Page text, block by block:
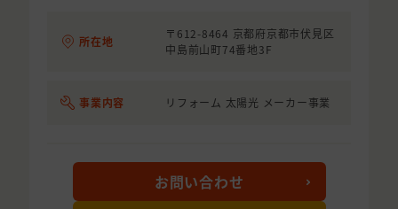
所在地
〒612-8464 京都府京都市伏見区
中島前山町74番地3F
事業内容 リフォーム 太陽光 メーカー事業
お問い合わせ